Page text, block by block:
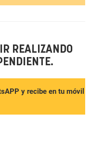
REALIZANDO
y recibe en tu móvil